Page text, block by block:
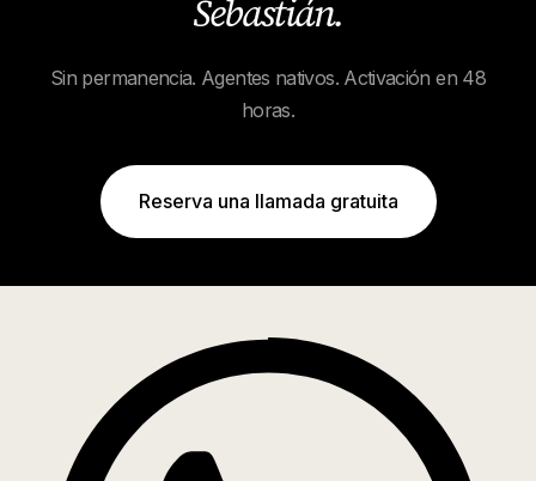
Sebastián.
Sin permanencia. Agentes nativos. Activación en 48
horas.
Reserva una llamada gratuita